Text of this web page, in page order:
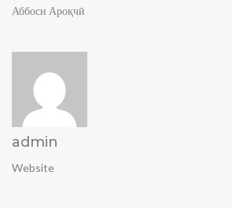
Аббоси Ароқчӣ
admin
Website